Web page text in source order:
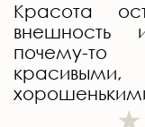
Красота
внешность
почему-
красивыми,